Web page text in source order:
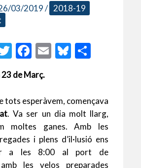
03/2019/ 2018-19
T
w
itt
er
F
e
b
o
o
k
E
l
Bl
ky p
ar
te
ix
de Març.
tots esperàvem, començava
. Va ser un dia molt llarg,
moltes ganes. Amb les
i plens d’il·lusió ens
a les 8:00 al port de
les velos preparades